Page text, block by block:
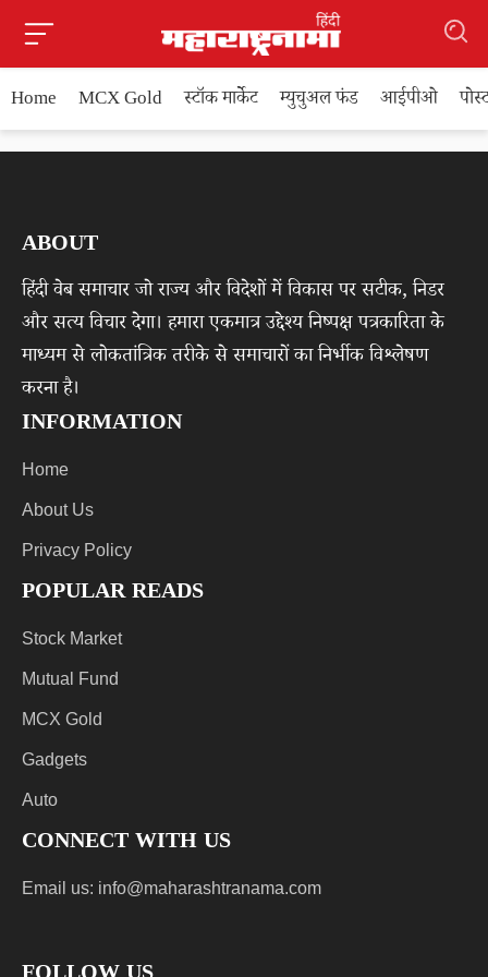
Home MCX Gold स्टॉक मार्केट म्युचुअल फंड आईपीओ
ABOUT
हिंदी वेब समाचार जो राज्य और विदेशों में विकास पर सटीक, निडर
और सत्य विचार देगा। हमारा एकमात्र उद्देश्य निष्पक्ष पत्रकारिता के
माध्यम से लोकतांत्रिक तरीके से समाचारों का निर्भीक विश्लेषण
करना है।
INFORMATION
Home
About Us
Privacy Policy
POPULAR READS
Stock Market
Mutual Fund
MCX Gold
Gadgets
Auto
CONNECT WITH US
Email us: info@maharashtranama.com